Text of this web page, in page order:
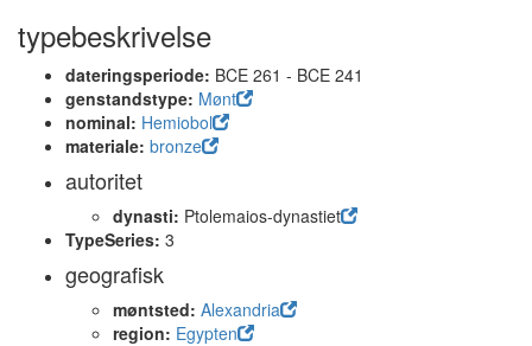
typebeskrivelse
dateringsperiode: BCE 261 - BCE 241
genstandstype: Mønt
nominal: Hemiobol
materiale: bronze
autoritet
dynasti: Ptolemaios-dynastiet
TypeSeries: 3
geografisk
møntsted: Alexandria
region: Egypten